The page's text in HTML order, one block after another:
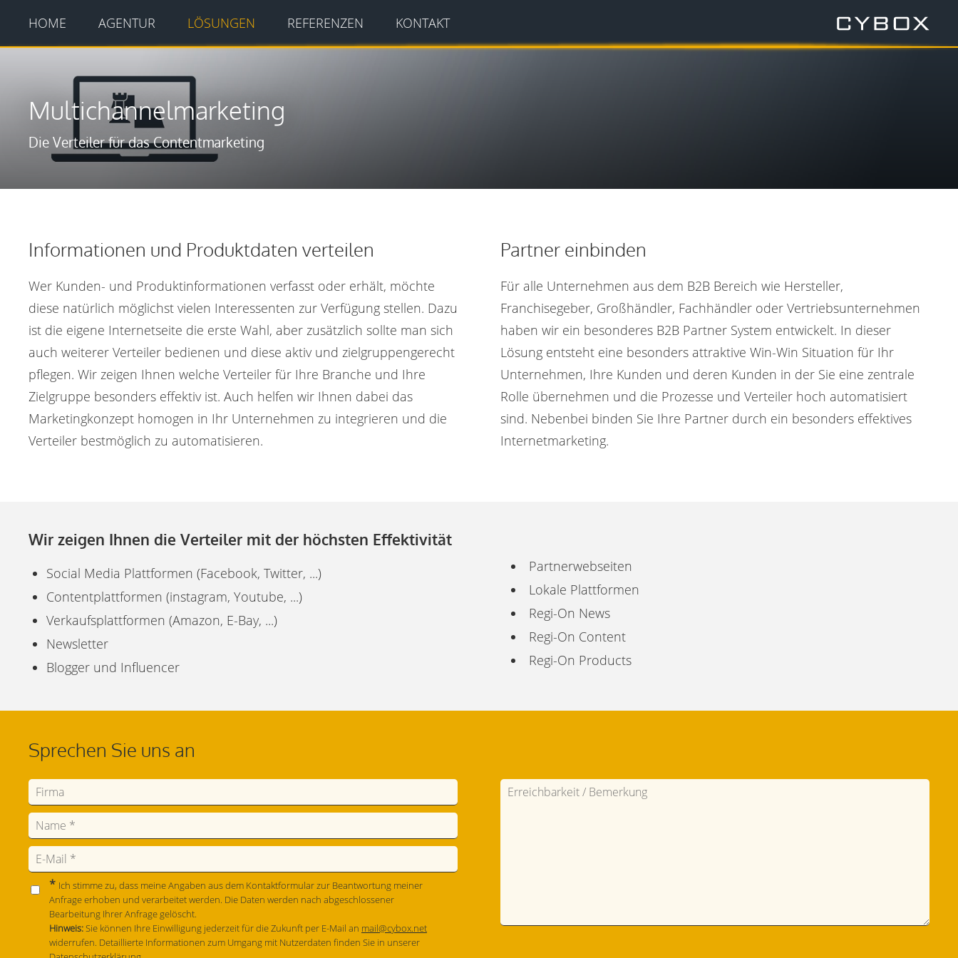
Multichannelmarketing
Die Verteiler für das Contentmarketing
Informationen und Produktdaten verteilen
Wer Kunden- und Produktinformationen verfasst oder erhält, möchte
diese natürlich möglichst vielen Interessenten zur Verfügung stellen. Dazu
ist die eigene Internetseite die erste Wahl, aber zusätzlich sollte man sich
auch weiterer Verteiler bedienen und diese aktiv und zielgruppengerecht
pflegen. Wir zeigen Ihnen welche Verteiler für Ihre Branche und Ihre
Zielgruppe besonders effektiv ist. Auch helfen wir Ihnen dabei das
Marketingkonzept homogen in Ihr Unternehmen zu integrieren und die
Verteiler bestmöglich zu automatisieren.
Partner einbinden
Für alle Unternehmen aus dem B2B Bereich wie Hersteller,
Franchisegeber, Großhändler, Fachhändler oder Vertriebsunternehmen
haben wir ein besonderes B2B Partner System entwickelt. In dieser
Lösung entsteht eine besonders attraktive Win-Win Situation für Ihr
Unternehmen, Ihre Kunden und deren Kunden in der Sie eine zentrale
Rolle übernehmen und die Prozesse und Verteiler hoch automatisiert
sind. Nebenbei binden Sie Ihre Partner durch ein besonders effektives
Internetmarketing.
Wir zeigen Ihnen die Verteiler mit der höchsten Effektivität
Social Media Plattformen (Facebook, Twitter, ...)
Contentplattformen (instagram, Youtube, ...)
Verkaufsplattformen (Amazon, E-Bay, ...)
Newsletter
Blogger und Influencer
Partnerwebseiten
Lokale Plattformen
Regi-On News
Regi-On Content
Regi-On Products
Sprechen Sie uns an
* Ich stimme zu, dass meine Angaben aus dem Kontaktformular zur Beantwortung meiner
Anfrage erhoben und verarbeitet werden. Die Daten werden nach abgeschlossener
Bearbeitung Ihrer Anfrage gelöscht.
Hinweis:Sie können Ihre Einwilligung jederzeit für die Zukunft per E-Mail an mail@cybox.net
widerrufen. Detaillierte Informationen zum Umgang mit Nutzerdaten finden Sie in unserer
HOME AGENTUR LÖSUNGEN REFERENZEN KONTAKT